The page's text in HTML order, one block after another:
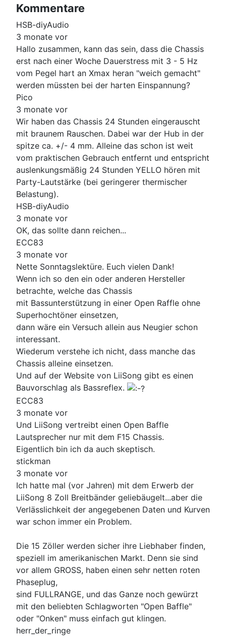
Kommentare
HSB-diyAudio
3 monate vor
Hallo zusammen, kann das sein, dass die Chassis
erst nach einer Woche Dauerstress mit 3 - 5 Hz
vom Pegel hart an Xmax heran "weich gemacht"
werden müssten bei der harten Einspannung?
Pico
3 monate vor
Wir haben das Chassis 24 Stunden eingerauscht
mit braunem Rauschen. Dabei war der Hub in der
spitze ca. +/- 4 mm. Alleine das schon ist weit
vom praktischen Gebrauch entfernt und entspricht
auslenkungsmäßig 24 Stunden YELLO hören mit
Party-Lautstärke (bei geringerer thermischer
Belastung).
HSB-diyAudio
3 monate vor
OK, das sollte dann reichen...
ECC83
3 monate vor
Nette Sonntagslektüre. Euch vielen Dank!
Wenn ich so den ein oder anderen Hersteller
betrachte, welche das Chassis
mit Bassunterstützung in einer Open Raffle ohne
Superhochtöner einsetzen,
dann wäre ein Versuch allein aus Neugier schon
interessant.
Wiederum verstehe ich nicht, dass manche das
Chassis alleine einsetzen.
Und auf der Website von LiiSong gibt es einen
Bauvorschlag als Bassreflex.
ECC83
3 monate vor
Und LiiSong vertreibt einen Open Baffle
Lautsprecher nur mit dem F15 Chassis.
Eigentlich bin ich da auch skeptisch.
stickman
3 monate vor
Ich hatte mal (vor Jahren) mit dem Erwerb der
LiiSong 8 Zoll Breitbänder geliebäugelt...aber die
Verlässlichkeit der angegebenen Daten und Kurven
war schon immer ein Problem.
Die 15 Zöller werden sicher ihre Liebhaber finden,
speziell im amerikanischen Markt. Denn sie sind
vor allem GROSS, haben einen sehr netten roten
Phaseplug,
sind FULLRANGE, und das Ganze noch gewürzt
mit den beliebten Schlagworten "Open Baffle"
oder "Onken" muss einfach gut klingen.
herr_der_ringe